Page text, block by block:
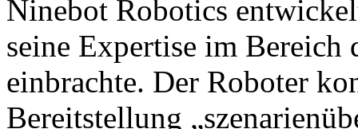
Ninebot Robotics
seine Expertise im
einbrachte. Der Roboter
Bereitstellung